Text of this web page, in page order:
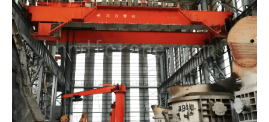
Kiswahili
Dansk
Norsk
O‘zbekcha